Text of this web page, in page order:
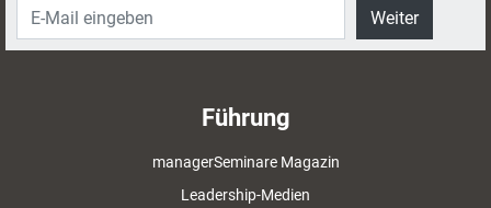
Weiter
Führung
managerSeminare Magazin
Leadership-Medien